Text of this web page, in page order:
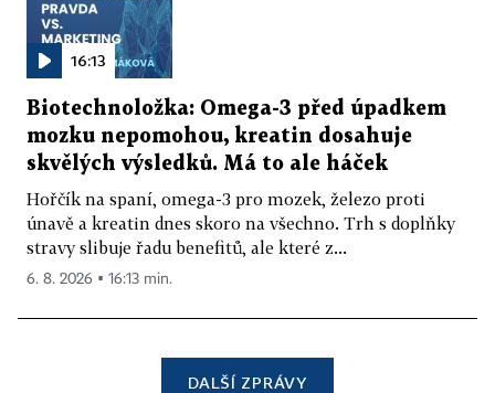
16:13
Biotechnoložka: Omega-3 před úpadkem
mozku nepomohou, kreatin dosahuje
skvělých výsledků. Má to ale háček
Hořčík na spaní, omega-3 pro mozek, železo proti
únavě a kreatin dnes skoro na všechno. Trh s doplňky
stravy slibuje řadu benefitů, ale které z...
6. 8. 2026 ▪ 16:13 min.
DALŠÍ ZPRÁVY